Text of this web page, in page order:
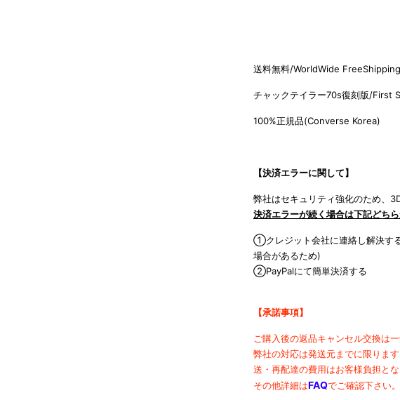
送料無料/WorldWide FreeShipping
チャックテイラー70s復刻版/First
100%正規品(Converse Korea)
【決済エラーに関して】
弊社はセキュリティ強化のため、
決済エラーが続く場合は下記どち
①クレジット会社に連絡し解決す
場合があるため)
②PayPalにて簡単決済する
【承諾事項】
ご購入後の返品キャンセル交換は
弊社の対応は発送元までに限りま
送・再配達の費用はお客様負担と
その他詳細はFAQでご確認下さい。